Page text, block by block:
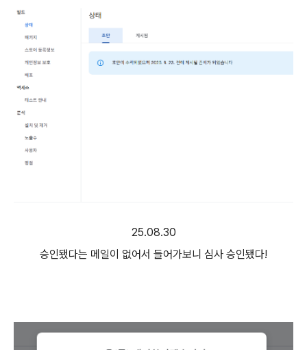
25.08.30
승인됐다는 메일이 없어서 들어가보니 심사 승인됐다!